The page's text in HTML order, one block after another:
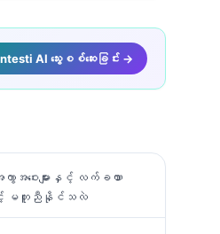
AI သွေးစစ်ဆေးခြင်း →
ေးများနှင့် လက်ခဏာ
ောင့် မတူညီနိုင်သလဲ